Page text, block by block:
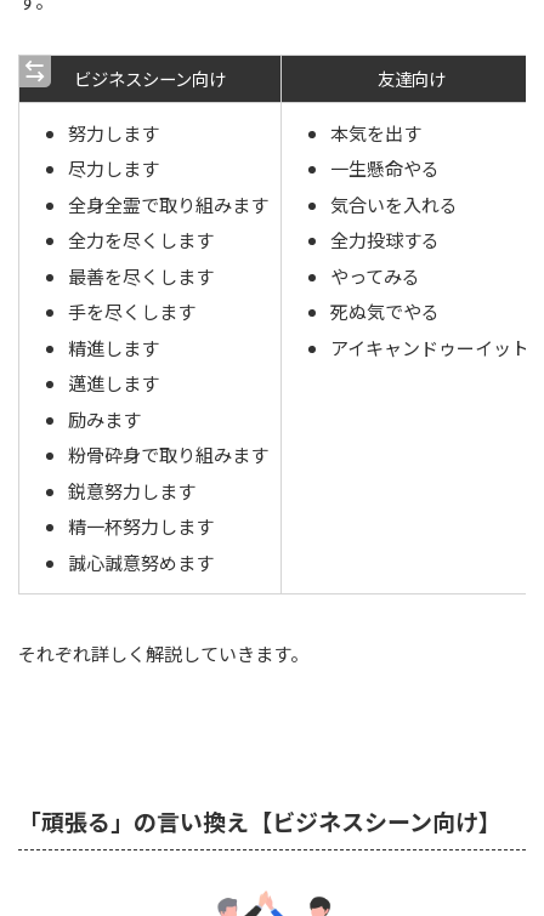
ビジネスシーン向け 友達向け
努力します
尽力します
全身全霊で取り組みます
全力を尽くします
最善を尽くします
手を尽くします
精進します
邁進します
励みます
粉骨砕身で取り組みます
鋭意努力します
精一杯努力します
誠心誠意努めます
本気を出す
一生懸命やる
気合いを入れる
全力投球する
やってみる
死ぬ気でやる
アイキャンドゥーイット
それぞれ詳しく解説していきます。
「頑張る」の言い換え【ビジネスシーン向け】